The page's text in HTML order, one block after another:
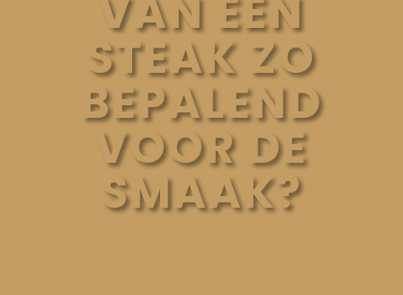
VAN EEN
STEAK ZO
BEPALEND
VOOR DE
SMAAK?